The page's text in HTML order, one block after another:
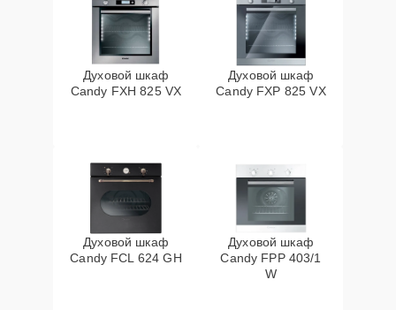
Духовой шкаф
Candy FXH 825 VX
Духовой шкаф
Candy FXP 825 VX
Духовой шкаф
Candy FCL 624 GH
Духовой шкаф
Candy FPP 403/1
W